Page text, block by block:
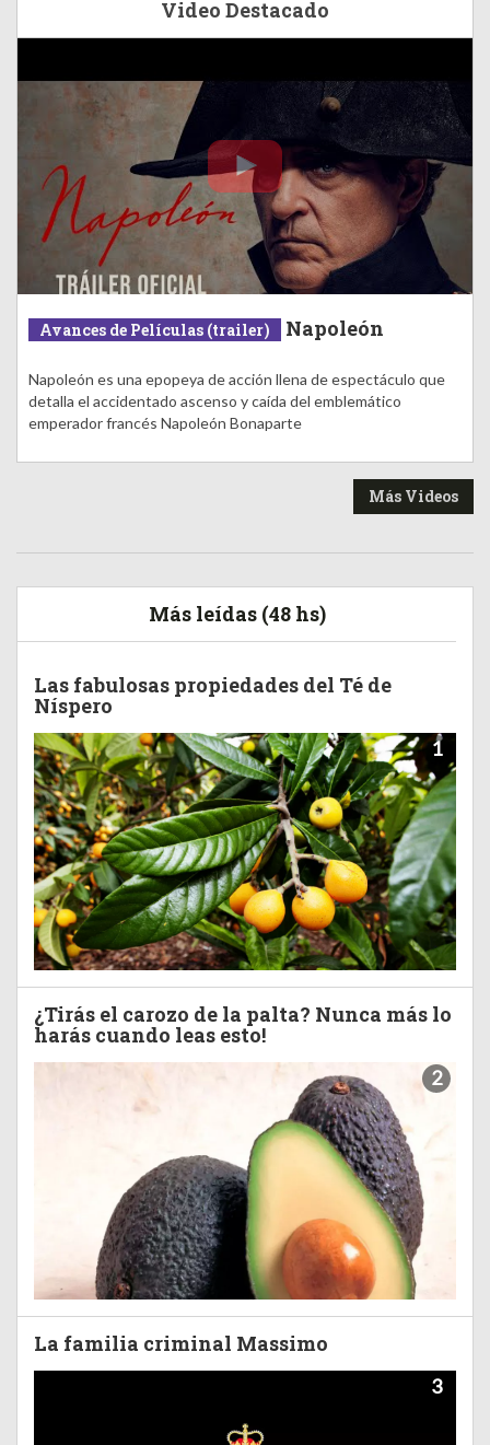
Video Destacado
Avances de Películas (trailer) Napoleón
Napoleón es una epopeya de acción llena de espectáculo que
detalla el accidentado ascenso y caída del emblemático
emperador francés Napoleón Bonaparte
Más Videos
Más leídas (48 hs)
Las fabulosas propiedades del Té de
Níspero
1
¿Tirás el carozo de la palta? Nunca más lo
harás cuando leas esto!
2
La familia criminal Massimo
3